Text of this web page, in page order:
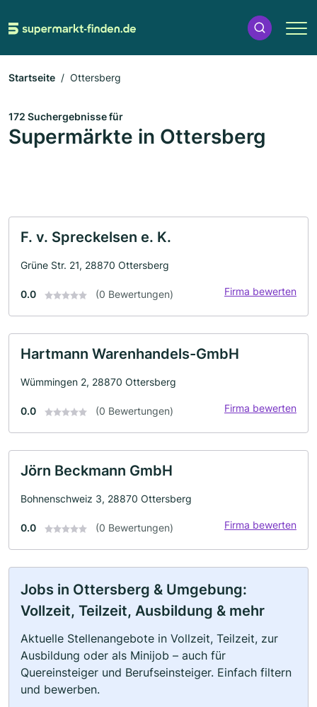
Startseite Ottersberg
172 Suchergebnisse für
Supermärkte in Ottersberg
F. v. Spreckelsen e. K.
Grüne Str. 21, 28870 Ottersberg
0.0 (0 Bewertungen) Firma bewerten
Hartmann Warenhandels-GmbH
Wümmingen 2, 28870 Ottersberg
0.0 (0 Bewertungen) Firma bewerten
Jörn Beckmann GmbH
Bohnenschweiz 3, 28870 Ottersberg
0.0 (0 Bewertungen) Firma bewerten
Jobs in Ottersberg & Umgebung:
Vollzeit, Teilzeit, Ausbildung & mehr
Aktuelle Stellenangebote in Vollzeit, Teilzeit, zur
Ausbildung oder als Minijob – auch für
Quereinsteiger und Berufseinsteiger. Einfach filtern
und bewerben.